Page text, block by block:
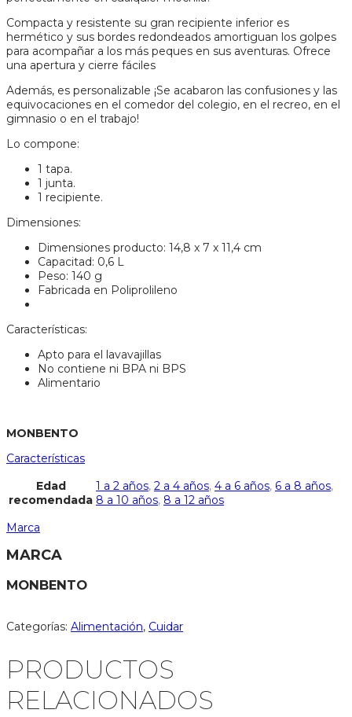
Compacta y resistente su gran recipiente inferior es
hermético y sus bordes redondeados amortiguan los golpes
para acompañar a los más peques en sus aventuras. Ofrece
una apertura y cierre fáciles
Además, es personalizable ¡Se acabaron las confusiones y las
equivocaciones en el comedor del colegio, en el recreo, en el
gimnasio o en el trabajo!
Lo compone:
1 tapa.
1 junta.
1 recipiente.
Dimensiones:
Dimensiones producto: 14,8 x 7 x 11,4 cm
Capacitad: 0,6 L
Peso: 140 g
Fabricada en Poliprolileno
Características:
Apto para el lavavajillas
No contiene ni BPA ni BPS
Alimentario
MONBENTO
Características
Edad
recomendada
1 a 2 años, 2 a 4 años, 4 a 6 años, 6 a 8 años,
8 a 10 años, 8 a 12 años
Marca
MARCA
MONBENTO
Categorías: Alimentación, Cuidar
PRODUCTOS
RELACIONADOS